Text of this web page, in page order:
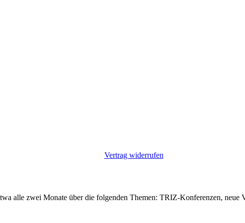
Vertrag widerrufen
alle zwei Monate über die folgenden Themen: TRIZ-Konferenzen,